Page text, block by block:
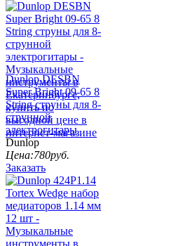
Dunlop DESBN
Super Bright 09-65 8
String струны для 8-
струнной
электрогитары
Dunlop
Цена:780руб.
Заказать